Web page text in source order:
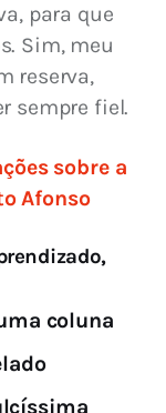
para que
Sim, meu
reserva,
sempre fiel.
sobre a
Afonso
coluna